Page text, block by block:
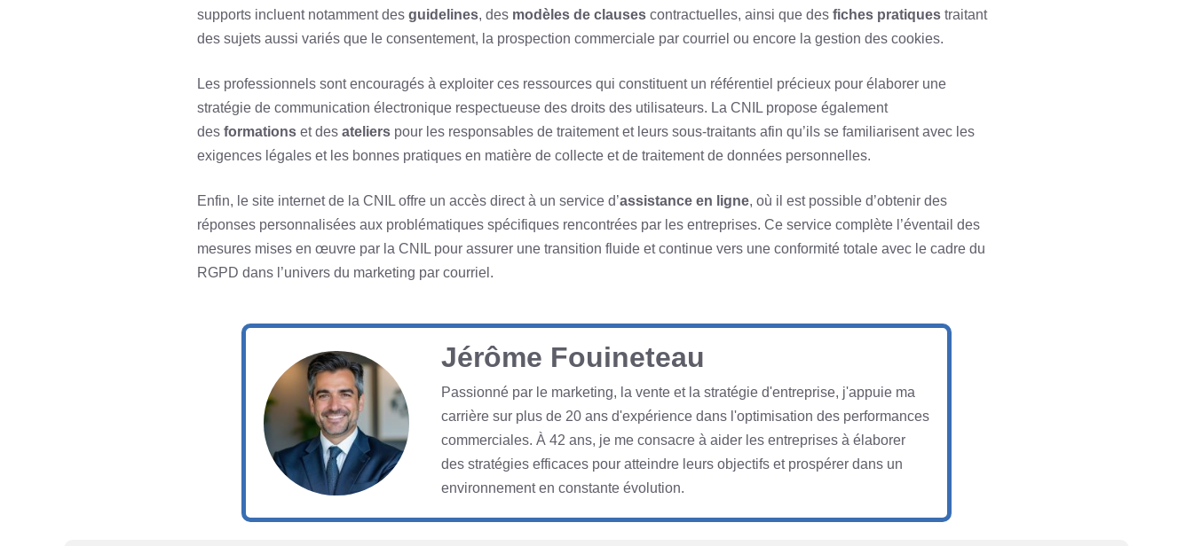
supports incluent notamment des guidelines, des modèles de clauses contractuelles, ainsi que des fiches pratiques traitant
des sujets aussi variés que le consentement, la prospection commerciale par courriel ou encore la gestion des cookies.
Les professionnels sont encouragés à exploiter ces ressources qui constituent un référentiel précieux pour élaborer une
stratégie de communication électronique respectueuse des droits des utilisateurs. La CNIL propose également
des formations et des ateliers pour les responsables de traitement et leurs sous-traitants afin qu’ils se familiarisent avec les
exigences légales et les bonnes pratiques en matière de collecte et de traitement de données personnelles.
Enfin, le site internet de la CNIL offre un accès direct à un service d’assistance en ligne, où il est possible d’obtenir des
réponses personnalisées aux problématiques spécifiques rencontrées par les entreprises. Ce service complète l’éventail des
mesures mises en œuvre par la CNIL pour assurer une transition fluide et continue vers une conformité totale avec le cadre du
RGPD dans l’univers du marketing par courriel.
Jérôme Fouineteau
Passionné par le marketing, la vente et la stratégie d'entreprise, j'appuie ma
carrière sur plus de 20 ans d'expérience dans l'optimisation des performances
commerciales. À 42 ans, je me consacre à aider les entreprises à élaborer
des stratégies efficaces pour atteindre leurs objectifs et prospérer dans un
environnement en constante évolution.